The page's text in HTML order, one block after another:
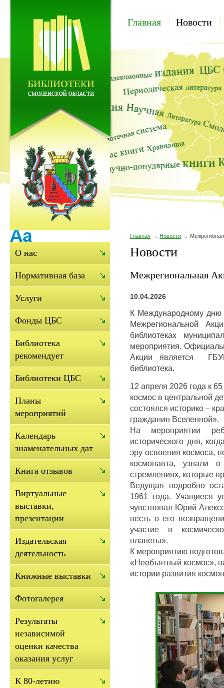
Главная Новости
Главная Новости
Новости
Межрегиональная
10.04.2026
К Международному дню
Межрегиональной
библиотеках
мероприятия.
Акции является
библиотека.
12 апреля 2026 года к
космос в центральной
состоялся историко –
гражданин Вселенной».
На мероприятии
исторического дня,
эру освоения космоса,
космонавта, узнали
стремлениях, которые
Ведущая подробно
1961 года. Учащиеся
чувствовал Юрий
весть о его
участие в
планеты».
К мероприятию
«Необъятный космос»,
истории развития
О нас
Нормативная база
Услуги
Фонды ЦБС
Библиотека
рекомендует
Библиотеки ЦБС
Планы
мероприятий
Календарь
знаменательных дат
Книга отзывов
Виртуальные
выставки,
презентации
Издательская
деятельность
Книжные выставки
Фотогалерея
Результаты
независимой
оценки качества
оказания услуг
К 80-летию